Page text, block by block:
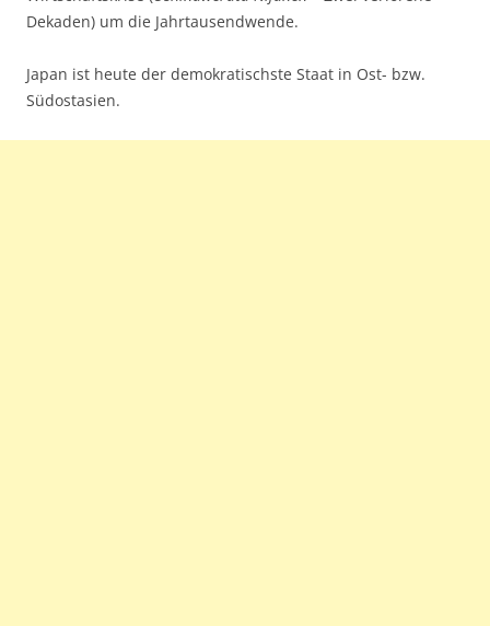
Dekaden) um die Jahrtausendwende.
Japan ist heute der demokratischste Staat in Ost- bzw.
Südostasien.